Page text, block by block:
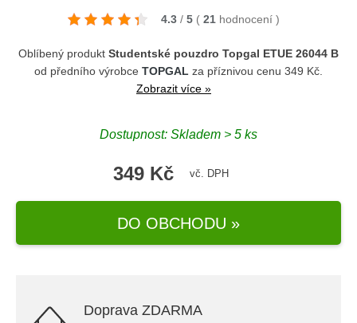
4.3 / 5 ( 21 hodnocení )
Oblíbený produkt Studentské pouzdro Topgal ETUE 26044 B
od předního výrobce TOPGAL za příznivou cenu 349 Kč.
Zobrazit více »
Dostupnost: Skladem > 5 ks
349 Kč vč. DPH
DO OBCHODU »
Doprava ZDARMA